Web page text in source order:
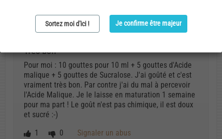
14/06/2014 20:18
Très bon
Pour moi : 10 gouttes pour 10 ml + 5 gouttes d'Acide
malique + 5 gouttes de Sucralose. J'ai goûté et c'est
vraiment très bon. Par contre j'ai du mal à percevoir
l'Acide Malique. Je le laisse en maturation 1 semaine
pour ma part ! Le goût n'est pas chimique, il est doux
et sucré :-)
1
0 Signaler un abus
Sortez moi d'ici ! Je confirme être majeur